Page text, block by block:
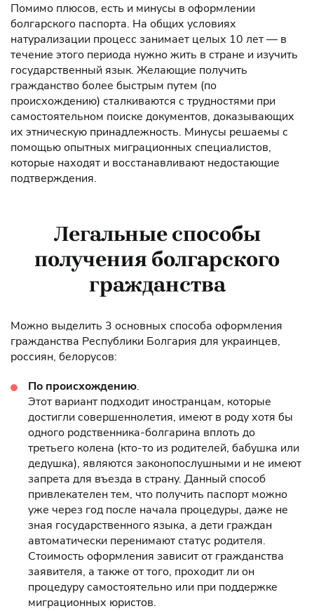
Помимо плюсов, есть и минусы в оформлении
болгарского паспорта. На общих условиях
натурализации процесс занимает целых 10 лет — в
течение этого периода нужно жить в стране и изучить
государственный язык. Желающие получить
гражданство более быстрым путем (по
происхождению) сталкиваются с трудностями при
самостоятельном поиске документов, доказывающих
их этническую принадлежность. Минусы решаемы с
помощью опытных миграционных специалистов,
которые находят и восстанавливают недостающие
подтверждения.
Легальные способы
получения болгарского
гражданства
Можно выделить 3 основных способа оформления
гражданства Республики Болгария для украинцев,
россиян, белорусов:
По происхождению.
Этот вариант подходит иностранцам, которые
достигли совершеннолетия, имеют в роду хотя бы
одного родственника-болгарина вплоть до
третьего колена (кто-то из родителей, бабушка или
дедушка), являются законопослушными и не имеют
запрета для въезда в страну. Данный способ
привлекателен тем, что получить паспорт можно
уже через год после начала процедуры, даже не
зная государственного языка, а дети граждан
автоматически перенимают статус родителя.
Стоимость оформления зависит от гражданства
заявителя, а также от того, проходит ли он
процедуру самостоятельно или при поддержке
миграционных юристов.